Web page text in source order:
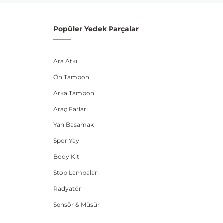
Popüler Yedek Parçalar
Ara Atkı
Ön Tampon
Arka Tampon
Araç Farları
Yan Basamak
Spor Yay
Body Kit
Stop Lambaları
Radyatör
Sensör & Müşür